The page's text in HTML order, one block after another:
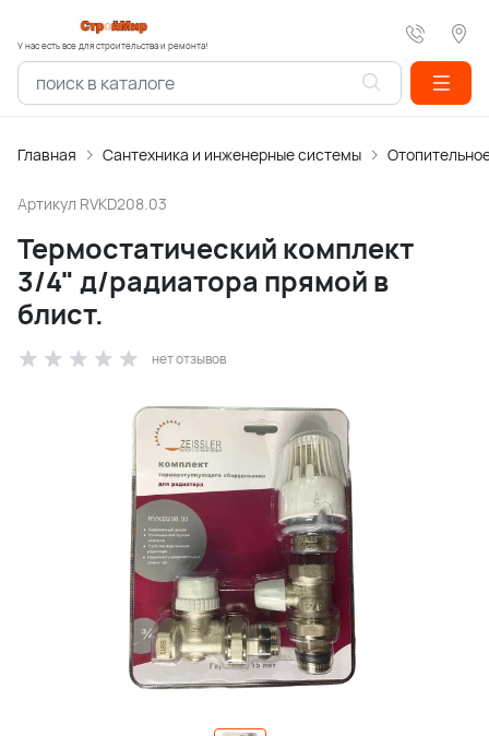
У нас есть все для строительства и ремонта!
Главная Сантехника и инженерные системы
Артикул RVKD208.03
Термостатический комплект
3/4" д/радиатора прямой в
блист.
нет отзывов